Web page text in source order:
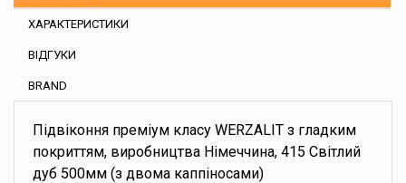
ХАРАКТЕРИСТИКИ
ВІДГУКИ
BRAND
Підвіконня преміум класу WERZALIT з гладким
покриттям, виробництва Німеччина, 415 Світлий
дуб 500мм (з двома каппіносами)